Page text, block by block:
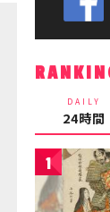
DAILY
24時間
1